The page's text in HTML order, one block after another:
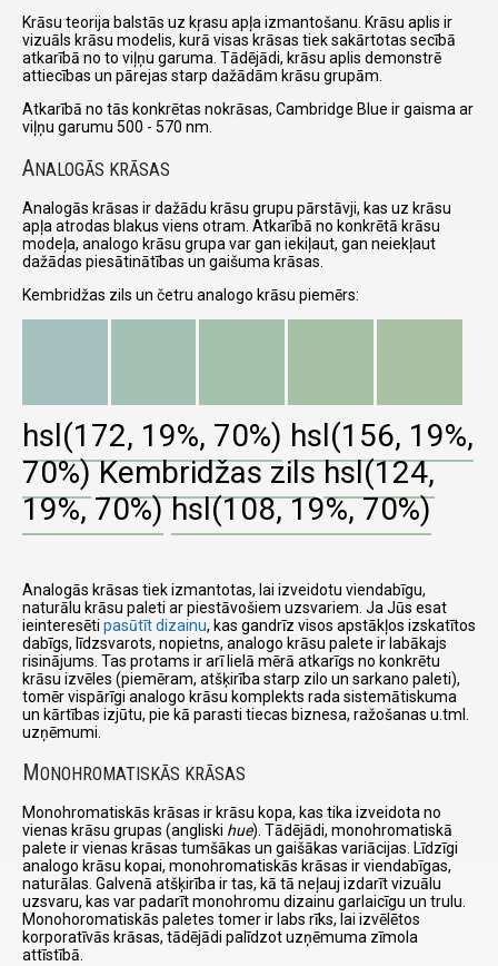
Krāsu teorija balstās uz kŗasu apļa izmantošanu. Krāsu aplis ir
vizuāls krāsu modelis, kurā visas krāsas tiek sakārtotas secībā
atkarībā no to viļņu garuma. Tādējādi, krāsu aplis demonstrē
attiecības un pārejas starp dažādām krāsu grupām.
Atkarībā no tās konkrētas nokrāsas, Cambridge Blue ir gaisma ar
viļņu garumu 500 - 570 nm.
ANALOGĀS KRĀSAS
Analogās krāsas ir dažādu krāsu grupu pārstāvji, kas uz krāsu
apļa atrodas blakus viens otram. Atkarībā no konkrētā krāsu
modeļa, analogo krāsu grupa var gan iekiļaut, gan neiekļaut
dažādas piesātinātības un gaišuma krāsas.
Kembridžas zils un četru analogo krāsu piemērs:
hsl(172, 19%, 70%) hsl(156, 19%,
70%) Kembridžas zils hsl(124,
19%, 70%) hsl(108, 19%, 70%)
Analogās krāsas tiek izmantotas, lai izveidotu viendabīgu,
naturālu krāsu paleti ar piestāvošiem uzsvariem. Ja Jūs esat
ieinteresēti pasūtīt dizainu, kas gandrīz visos apstākļos izskatītos
dabīgs, līdzsvarots, nopietns, analogo krāsu palete ir labākajs
risinājums. Tas protams ir arī lielā mērā atkarīgs no konkrētu
krāsu izvēles (piemēram, atšķirība starp zilo un sarkano paleti),
tomēr vispārīgi analogo krāsu komplekts rada sistemātiskuma
un kārtības izjūtu, pie kā parasti tiecas biznesa, ražošanas u.tml.
uzņēmumi.
MONOHROMATISKĀS KRĀSAS
Monohromatiskās krāsas ir krāsu kopa, kas tika izveidota no
vienas krāsu grupas (angliski hue). Tādējādi, monohromatiskā
palete ir vienas krāsas tumšākas un gaišākas variācijas. Līdzīgi
analogo krāsu kopai, monohromatiskās krāsas ir viendabīgas,
naturālas. Galvenā atšķirība ir tas, kā tā neļauj izdarīt vizuālu
uzsvaru, kas var padarīt monohromu dizainu garlaicīgu un trulu.
Monohoromatiskās paletes tomer ir labs rīks, lai izvēlētos
korporatīvās krāsas, tādējādi palīdzot uzņēmuma zīmola
attīstībā.